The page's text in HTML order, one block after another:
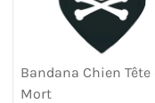
Bandana Chien Tête
Mort